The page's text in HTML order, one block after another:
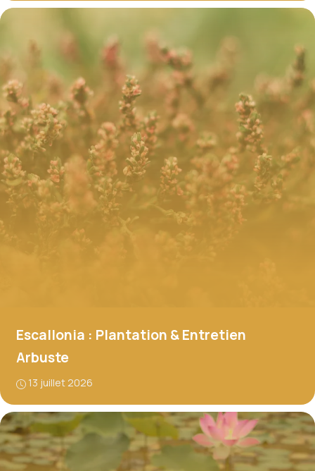
Escallonia : Plantation & Entretien
Arbuste
13 juillet 2026